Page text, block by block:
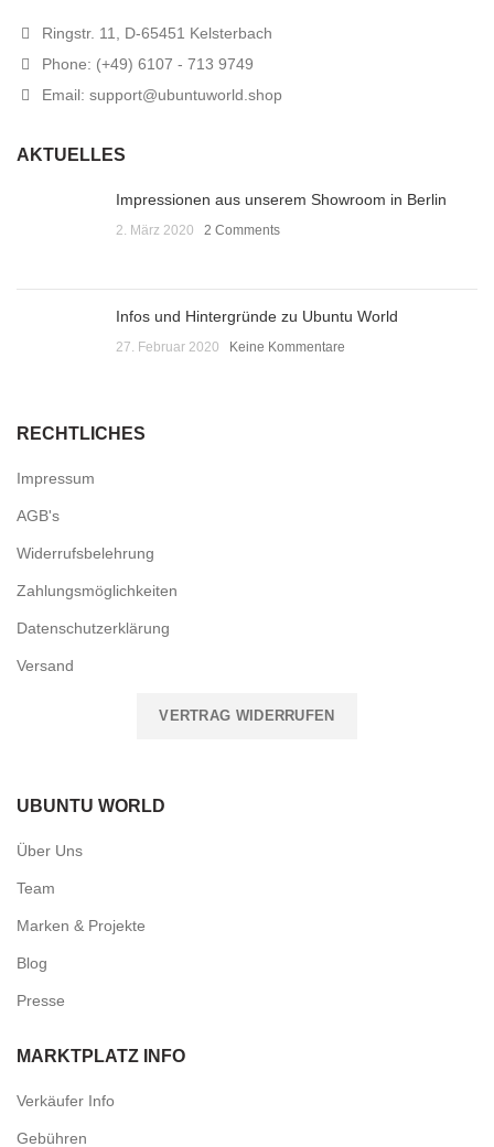
Ringstr. 11, D-65451 Kelsterbach
Phone: (+49) 6107 - 713 9749
Email: support@ubuntuworld.shop
AKTUELLES
Impressionen aus unserem Showroom in Berlin
2. März 2020 2 Comments
Infos und Hintergründe zu Ubuntu World
27. Februar 2020 Keine Kommentare
RECHTLICHES
Impressum
AGB's
Widerrufsbelehrung
Zahlungsmöglichkeiten
Datenschutzerklärung
Versand
VERTRAG WIDERRUFEN
UBUNTU WORLD
Über Uns
Team
Marken & Projekte
Blog
Presse
MARKTPLATZ INFO
Verkäufer Info
Gebühren